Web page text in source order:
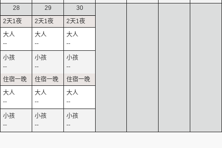
28
--
--
--
--
29
--
--
--
--
30
--
--
--
--